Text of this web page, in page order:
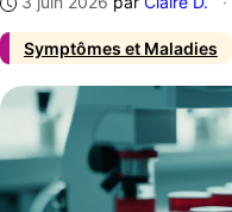
Symptômes et Maladies